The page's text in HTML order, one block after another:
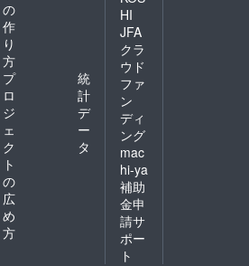
の
作
り
方
プ
ロ
ジ
ェ
ク
ト
の
広
め
方
統
計
デ
ー
タ
HI
JFA
クラ
ウド
ファ
ン
ディ
ング
mac
hi-ya
補助
金申
請サ
ポー
ト